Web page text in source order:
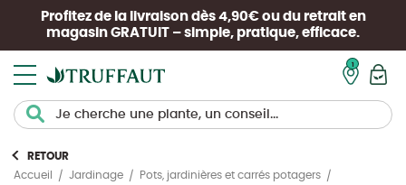
Profitez de la livraison dès 4,90€ ou du retrait en
magasin GRATUIT – simple, pratique, efficace.
RETOUR
Accueil
Jardinage
Pots, jardinières et carrés potagers